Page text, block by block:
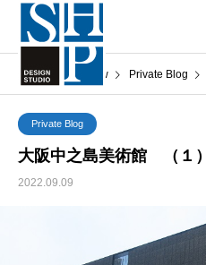
What’s New Private Blog
Private Blog
大阪中之島美術館 （１）
2022.09.09